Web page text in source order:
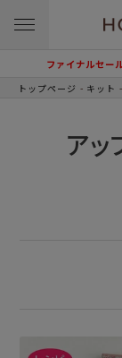
ファイナルセー
トップページ キット
アッ